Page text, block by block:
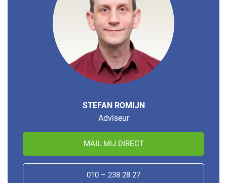
STEFAN ROMIJN
Adviseur
MAIL MIJ DIRECT
010 – 238 28 27